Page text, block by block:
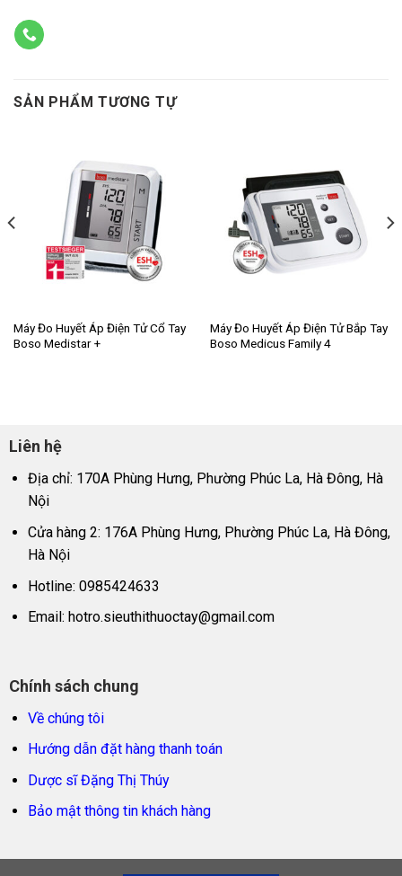
SẢN PHẨM TƯƠNG TỰ
Máy Đo Huyết Áp Điện Tử Cổ Tay
Boso Medistar +
Máy Đo Huyết Áp Điện Tử Bắp Tay
Boso Medicus Family 4
Liên hệ
Địa chỉ: 170A Phùng Hưng, Phường Phúc La, Hà Đông, Hà
Nội
Cửa hàng 2: 176A Phùng Hưng, Phường Phúc La, Hà Đông,
Hà Nội
Hotline: 0985424633
Email: hotro.sieuthithuoctay@gmail.com
Chính sách chung
Về chúng tôi
Hướng dẫn đặt hàng thanh toán
Dược sĩ Đặng Thị Thúy
Bảo mật thông tin khách hàng